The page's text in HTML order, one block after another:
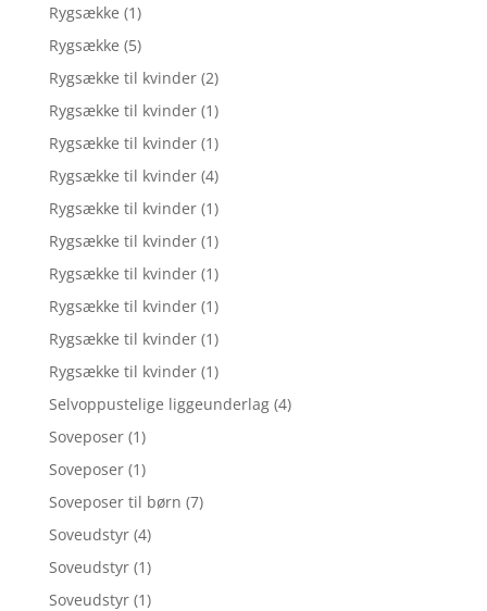
Rygsække (1)
Rygsække (5)
Rygsække til kvinder (2)
Rygsække til kvinder (1)
Rygsække til kvinder (1)
Rygsække til kvinder (4)
Rygsække til kvinder (1)
Rygsække til kvinder (1)
Rygsække til kvinder (1)
Rygsække til kvinder (1)
Rygsække til kvinder (1)
Rygsække til kvinder (1)
Selvoppustelige liggeunderlag (4)
Soveposer (1)
Soveposer (1)
Soveposer til børn (7)
Soveudstyr (4)
Soveudstyr (1)
Soveudstyr (1)